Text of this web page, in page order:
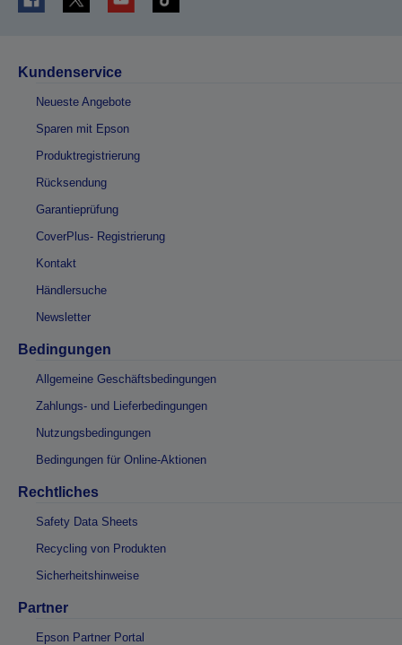
Kundenservice
Neueste Angebote
Sparen mit Epson
Produktregistrierung
Rücksendung
Garantieprüfung
CoverPlus- Registrierung
Kontakt
Händlersuche
Newsletter
Bedingungen
Allgemeine Geschäftsbedingungen
Zahlungs- und Lieferbedingungen
Nutzungsbedingungen
Bedingungen für Online-Aktionen
Rechtliches
Safety Data Sheets
Recycling von Produkten
Sicherheitshinweise
Partner
Epson Partner Portal